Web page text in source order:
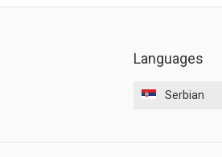
Languages
Serbian